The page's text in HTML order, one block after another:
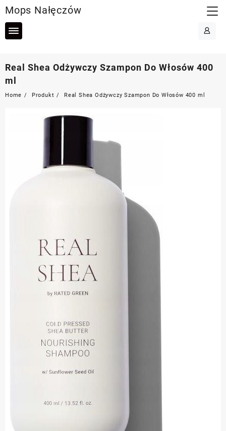
to
content
Mops Nałęczów
Real Shea Odżywczy Szampon Do Włosów 400
ml
Home Produkt Real Shea Odżywczy Szampon Do Włosów 400 ml